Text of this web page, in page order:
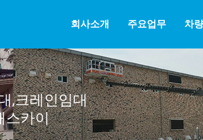
회사소개 주요업무 차
,크레인임대
스카이